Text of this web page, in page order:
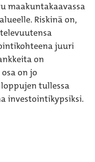
maakuntakaavassa
Riskinä on,
juuri
on
on jo
tullessa
investointikypsiksi.